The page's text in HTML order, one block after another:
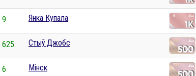
9 Янка Купала
625 Стыў Джобс
6 Мінск